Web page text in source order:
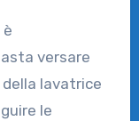
versare
lavatrice
le